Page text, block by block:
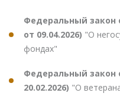
Федеральный закон
от 09.04.2026) "О
фондах"
Федеральный закон
20.02.2026) "О